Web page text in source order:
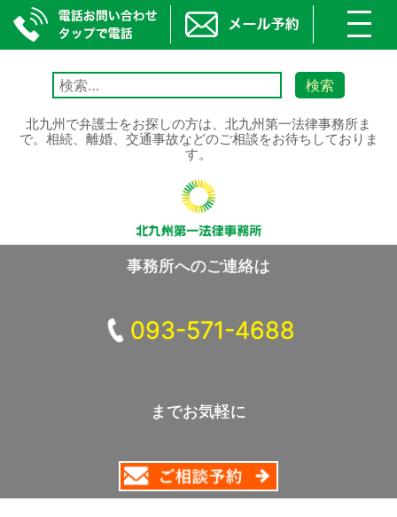
検
索:
北九州で弁護士をお探しの方は、北九州第一法律事務所ま
で。相続、離婚、交通事故などのご相談をお待ちしておりま
す。
事務所へのご連絡は
093-571-4688
までお気軽に